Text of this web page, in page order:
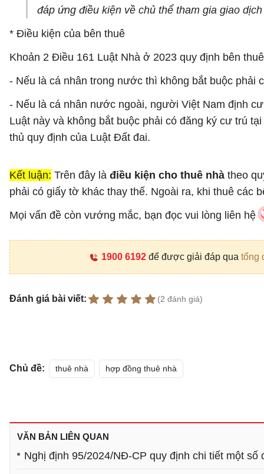
đáp ứng điều kiện về chủ thể tham gia giao
* Điều kiện của bên thuê
Khoản 2 Điều 161 Luật Nhà ở 2023 quy định bên
- Nếu là cá nhân trong nước thì không bắt buộc
- Nếu là cá nhân nước ngoài, người Việt Nam định
Luật này và không bắt buộc phải có đăng ký cư trú
thủ quy định của Luật Đất đai.
Kết luận: Trên đây là điều kiện cho thuê nhà theo
phải có giấy tờ khác thay thế. Ngoài ra, khi thuê các
Mọi vấn đề còn vướng mắc, bạn đọc vui lòng liên hệ
1900 6192để được giải đáp qua tổng
Đánh giá bài viết: (2 đánh giá)
Chủ đề: thuê nhà hợp đồng thuê nhà
VĂN BẢN LIÊN QUAN
Nghị định 95/2024/NĐ-CP quy định chi tiết một số